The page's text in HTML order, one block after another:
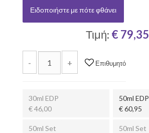
Ειδοποιήστε με πότε φθάνει
Τιμή: € 79,35
- + Επιθυμητό
30ml EDP
€ 46,00
50ml EDP
€ 60,95
50ml Set
50ml Set